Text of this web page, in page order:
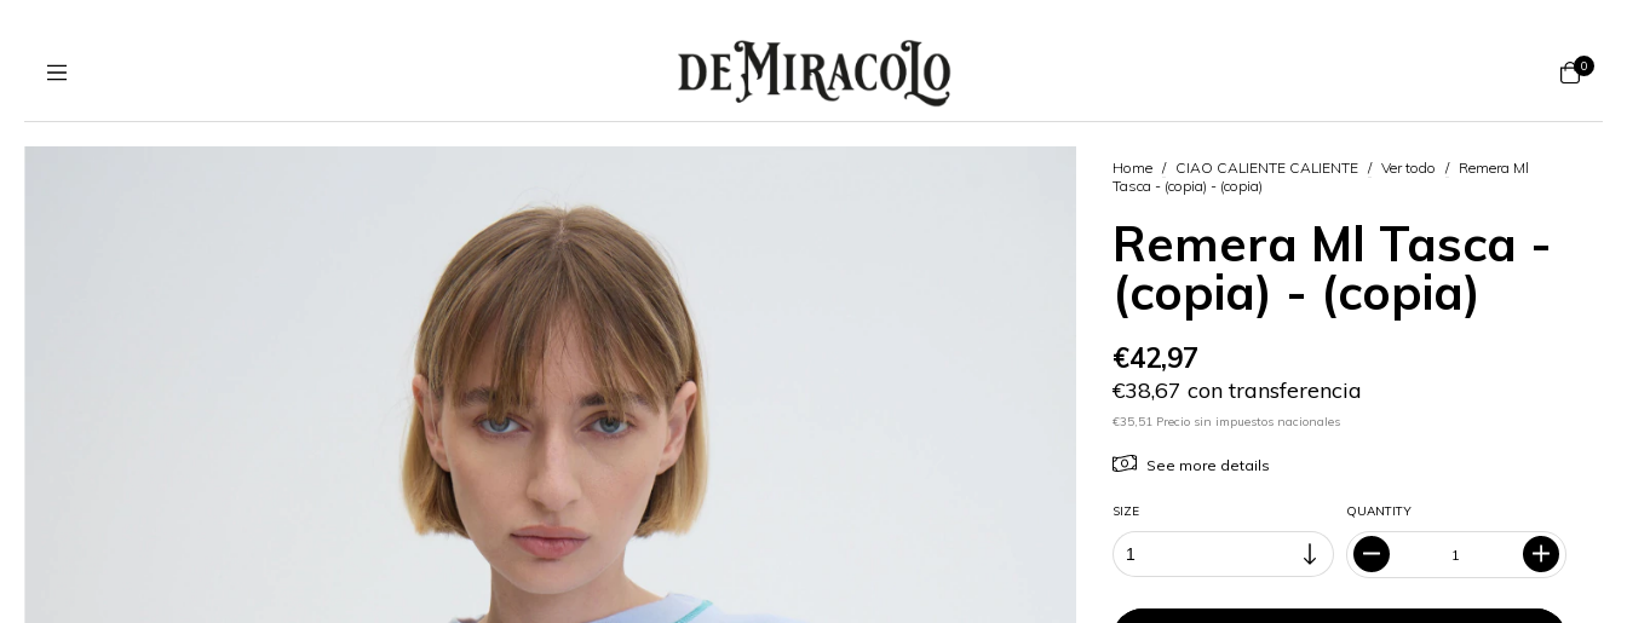
0
Home / CIAO CALIENTE CALIENTE / Ver todo / Remera Ml
Tasca - (copia) - (copia)
Remera Ml Tasca -
(copia) - (copia)
€42,97
€38,67 con transferencia
€35,51 Precio sin impuestos nacionales
See more details
SIZE QUANTITY